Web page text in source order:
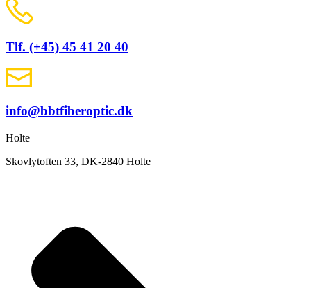
Tlf. (+45) 45 41 20 40
info@bbtfiberoptic.dk
Holte
Skovlytoften 33, DK-2840 Holte